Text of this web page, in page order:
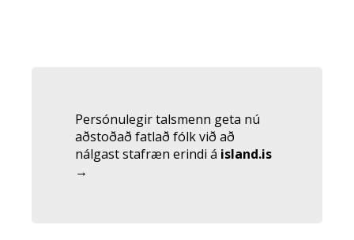
Persónulegir talsmenn geta nú
aðstoðað fatlað fólk við að
nálgast stafræn erindi á island.is
→
island.is